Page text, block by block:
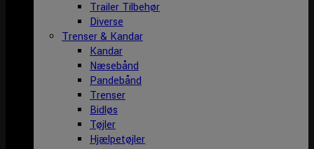
Trailer Tilbehør
Diverse
Trenser & Kandar
Kandar
Næsebånd
Pandebånd
Trenser
Bidløs
Tøjler
Hjælpetøjler